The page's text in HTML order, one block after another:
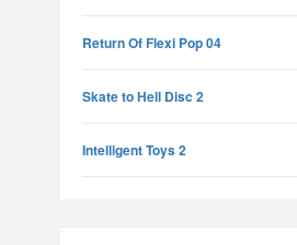
Return Of Flexi Pop 04
Skate to Hell Disc 2
Intelligent Toys 2